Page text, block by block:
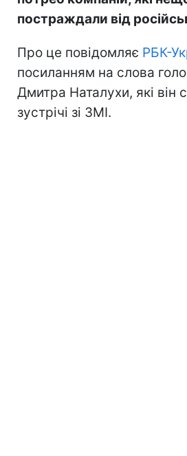
постраждали від
Про це повідомляє РБК-
посиланням на слова
Дмитра Наталухи, які він
зустрічі зі ЗМІ.